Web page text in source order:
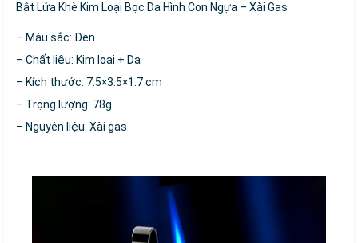
Bật Lửa Khè Kim Loại Bọc Da Hình Con Ngựa – Xài Gas
– Màu sắc: Đen
– Chất liệu: Kim loại + Da
– Kích thước: 7.5×3.5×1.7 cm
– Trọng lượng: 78g
– Nguyên liệu: Xài gas